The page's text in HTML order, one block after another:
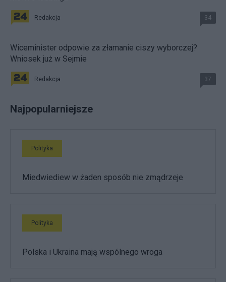
Redakcja 34
Wiceminister odpowie za złamanie ciszy wyborczej?
Wniosek już w Sejmie
Redakcja 37
Najpopularniejsze
Polityka
Miedwiediew w żaden sposób nie zmądrzeje
Polityka
Polska i Ukraina mają wspólnego wroga